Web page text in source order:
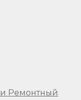
Ремонтный